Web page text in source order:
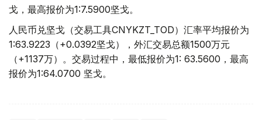
戈，最高报价为1:7.5900坚戈。
人民币兑坚戈（交易工具CNYKZT_TOD）汇率平均报价为
1:63.9223（+0.0392坚戈），外汇交易总额1500万元
（+1137万）。交易过程中，最低报价为1: 63.5600，最高
报价为1:64.0700 坚戈。